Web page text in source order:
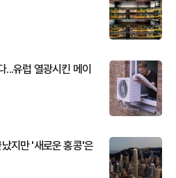
...유럽 열광시킨 메이
지만 '새로운 홍콩'은